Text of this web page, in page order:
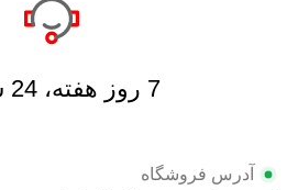
7 روز هفته، 24 ساعته
آدرس فروشگاه